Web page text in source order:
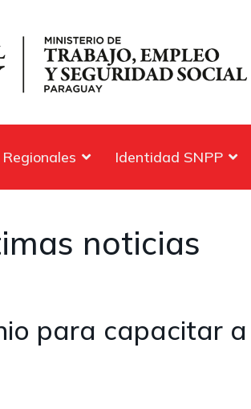
Identidad SNPP
noticias
para capacitar